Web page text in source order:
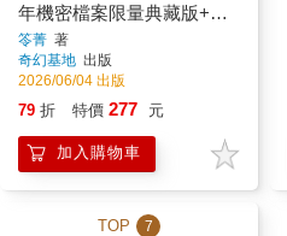
年機密檔案限量典藏版+番
外篇）
笭菁 著
奇幻基地 出版
2026/06/04 出版
79 折 特價 277 元
加入購物車
TOP 7